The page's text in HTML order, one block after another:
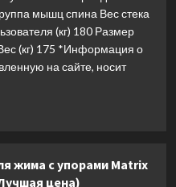
мышц спина Вес стека
(кг) 180 Размер
(кг) 175 *Информация о
на сайте, носит
жима с упорами Matrix
цена)